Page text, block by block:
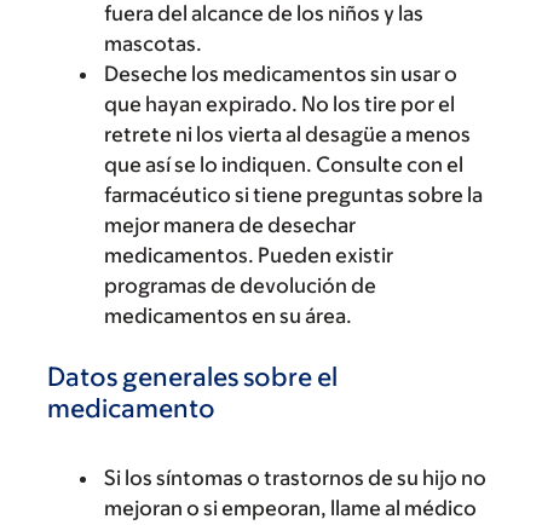
fuera del alcance de los niños y las
mascotas.
Deseche los medicamentos sin usar o
que hayan expirado. No los tire por el
retrete ni los vierta al desagüe a menos
que así se lo indiquen. Consulte con el
farmacéutico si tiene preguntas sobre la
mejor manera de desechar
medicamentos. Pueden existir
programas de devolución de
medicamentos en su área.
Datos generales sobre el
medicamento
Si los síntomas o trastornos de su hijo no
mejoran o si empeoran, llame al médico